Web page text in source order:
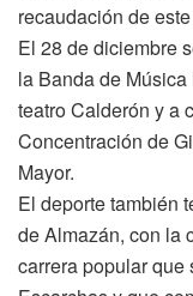
recaudación de
El 28 de diciembre
la Banda de
teatro Calderón y a
Concentración de
Mayor.
El deporte también
de Almazán, con la
carrera popular